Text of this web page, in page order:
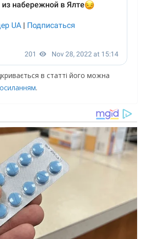
в статті його можна
.